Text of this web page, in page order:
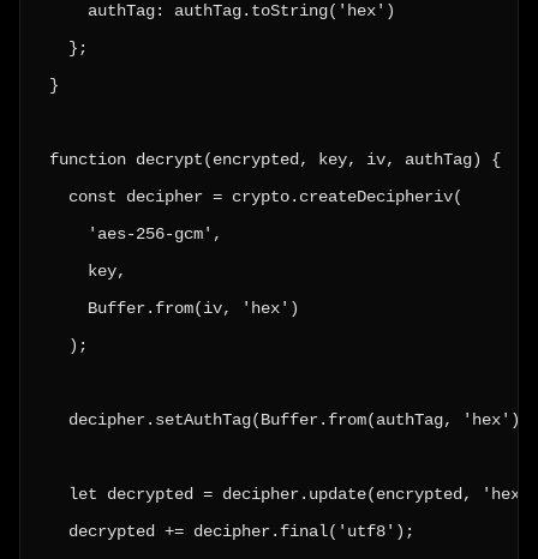
    authTag: authTag.toString('hex')
  };
}
function decrypt(encrypted, key, iv, authTag) {
  const decipher = crypto.createDecipheriv(
    'aes-256-gcm',
    key,
    Buffer.from(iv, 'hex')
  );
  decipher.setAuthTag(Buffer.from(authTag, 'hex'));
let decrypted = decipher.update(encrypted,
  decrypted += decipher.final('utf8');